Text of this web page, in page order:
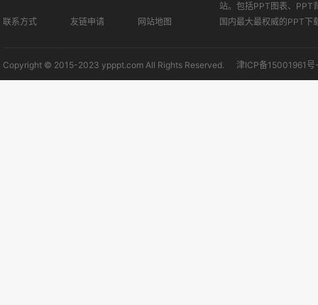
联系方式 友链申请 网站地图
站。包括PPT图表、PPT
国内最大最权威的PPT下
Copyright © 2015-2023 ypppt.com All Rights Reserved. 津ICP备15001961号